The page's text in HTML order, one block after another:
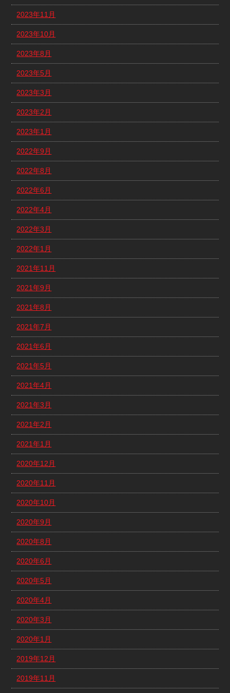
2023年11月
2023年10月
2023年8月
2023年5月
2023年3月
2023年2月
2023年1月
2022年9月
2022年8月
2022年6月
2022年4月
2022年3月
2022年1月
2021年11月
2021年9月
2021年8月
2021年7月
2021年6月
2021年5月
2021年4月
2021年3月
2021年2月
2021年1月
2020年12月
2020年11月
2020年10月
2020年9月
2020年8月
2020年6月
2020年5月
2020年4月
2020年3月
2020年1月
2019年12月
2019年11月